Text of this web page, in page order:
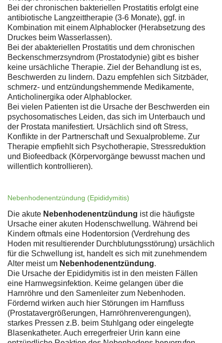
Bei der chronischen bakteriellen Prostatitis erfolgt eine
antibiotische Langzeittherapie (3-6 Monate), ggf. in
Kombination mit einem Alphablocker (Herabsetzung des
Druckes beim Wasserlassen).
Bei der abakteriellen Prostatitis und dem chronischen
Beckenschmerzsyndrom (Prostatodynie) gibt es bisher
keine ursächliche Therapie. Ziel der Behandlung ist es,
Beschwerden zu lindern. Dazu empfehlen sich Sitzbäder,
schmerz- und entzündungshemmende Medikamente,
Anticholinergika oder Alphablocker.
Bei vielen Patienten ist die Ursache der Beschwerden ein
psychosomatisches Leiden, das sich im Unterbauch und
der Prostata manifestiert. Ursächlich sind oft Stress,
Konflikte in der Partnerschaft und Sexualprobleme. Zur
Therapie empfiehlt sich Psychotherapie, Stressreduktion
und Biofeedback (Körpervorgänge bewusst machen und
willentlich kontrollieren).
Nebenhodenentzündung (Epididymitis)
Die akute Nebenhodenentzündung ist die häufigste
Ursache einer akuten Hodenschwellung. Während bei
Kindern oftmals eine Hodentorsion (Verdrehung des
Hoden mit resultierender Durchblutungsstörung) ursächlich
für die Schwellung ist, handelt es sich mit zunehmendem
Alter meist um Nebenhodenentzündung.
Die Ursache der Epididymitis ist in den meisten Fällen
eine Harnwegsinfektion. Keime gelangen über die
Harnröhre und den Samenleiter zum Nebenhoden.
Fördernd wirken auch hier Störungen im Harnfluss
(Prostatavergrößerungen, Harnröhrenverengungen),
starkes Pressen z.B. beim Stuhlgang oder eingelegte
Blasenkatheter. Auch erregerfreier Urin kann eine